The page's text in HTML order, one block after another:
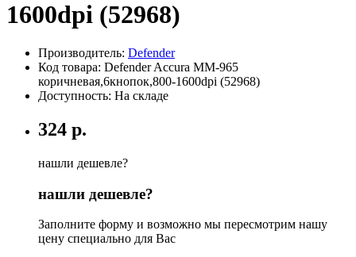
1600dpi (52968)
Производитель: Defender
Код товара: Defender Accura MM-965
коричневая,6кнопок,800-1600dpi (52968)
Доступность: На складе
324 р.
нашли дешевле?
нашли дешевле?
Заполните форму и возможно мы пересмотрим нашу
цену специально для Вас